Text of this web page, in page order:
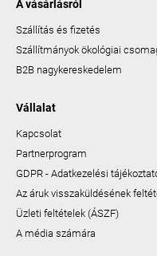
A vásárlásról
Szállítás és fizetés
Szállítmányok ökológiai
B2B nagykereskedelem
Vállalat
Kapcsolat
Partnerprogram
GDPR - Adatkezelési
Az áruk visszaküldésének
Üzleti feltételek (ÁSZF)
A média számára